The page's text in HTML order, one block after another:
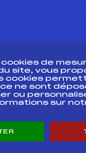
Pass’Neige
Projet sportif
de
site, vous
cookies
ne sont
ou
sur